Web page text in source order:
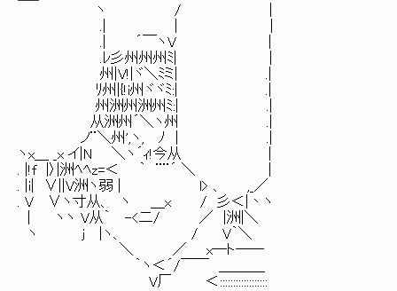
ヽ / |
.| ´￣ヽV |
.ﾚ彡州州州ﾐ| |
州|V!|ヾ＼ﾐミ| .|
ﾘ州|{!i州ヾヾﾐ:| .|
州洲州洲州ﾐ:| .|
从洲州´＼ヽ州 .|
ノ¨＼州',ヽ, ﾉ | .|
ヽx＿ _x イ|N ＼ヽ´ｨ!今从 |
. |!f |〉|洲ﾍﾍz=＜ ｀ ¨¨´ ＼ |
. |i| ∨||V洲ヽ弱 | l> 、 ,_／
. V ∨ヽ寸从、 ヽ ＿x / 彡＜|丶ヽ
| ヽヽ V从｀ -<二/ ／ |洲|＼
ヽ j |ヽ、 / V｀＼
＼ ／ x─ト──
｀ヽ＜´/￣￣ ＿＿＿_
V厂 ＜::::::::::::::::::